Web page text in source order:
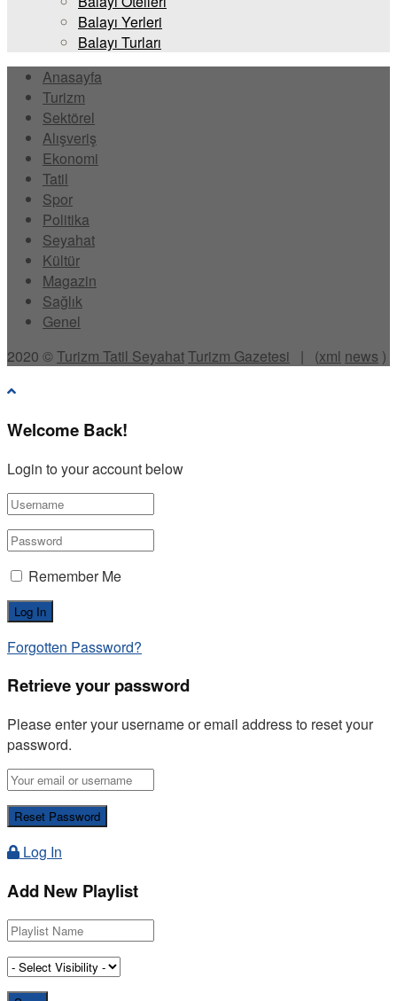
Balayı Yerleri
Balayı Turları
Anasayfa
Turizm
Sektörel
Alışveriş
Ekonomi
Tatil
Spor
Politika
Seyahat
Kültür
Magazin
Sağlık
Genel
2020 ©Turizm Tatil SeyahatTurizm Gazetesi | (xml news )
Welcome Back!
Login to your account below
Remember Me
Forgotten Password?
Retrieve your password
Please enter your username or email address to reset your
password.
Log In
Add New Playlist